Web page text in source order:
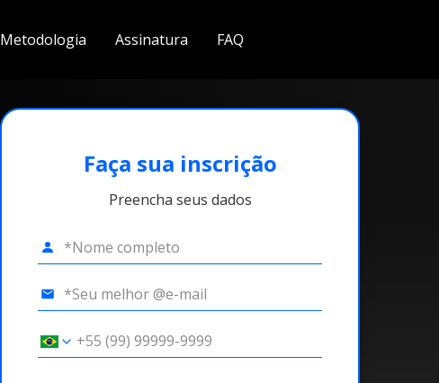
Metodologia Assinatura FAQ
Faça sua inscrição
Preencha seus dados